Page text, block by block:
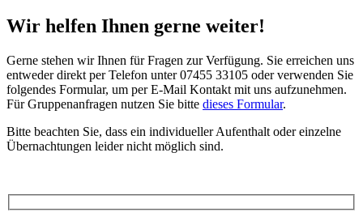
Wir helfen Ihnen gerne weiter!
Gerne stehen wir Ihnen für Fragen zur Verfügung. Sie erreichen uns
entweder direkt per Telefon unter 07455 33105 oder verwenden Sie
folgendes Formular, um per E-Mail Kontakt mit uns aufzunehmen.
Für Gruppenanfragen nutzen Sie bitte dieses Formular.
Bitte beachten Sie, dass ein individueller Aufenthalt oder einzelne
Übernachtungen leider nicht möglich sind.